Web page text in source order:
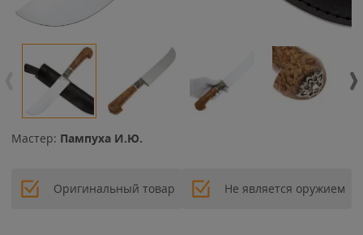
Мастер: Пампуха И.Ю.
Оригинальный товар Не является оружием